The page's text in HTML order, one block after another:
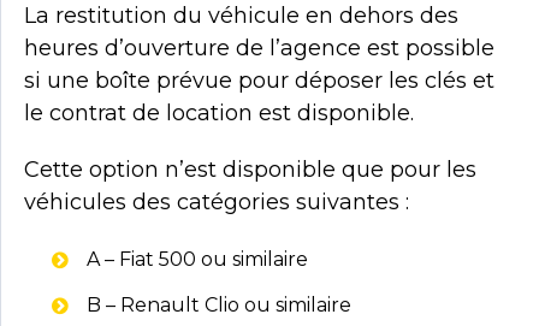
La restitution du véhicule en dehors des
heures d’ouverture de l’agence est possible
si une boîte prévue pour déposer les clés et
le contrat de location est disponible.
Cette option n’est disponible que pour les
véhicules des catégories suivantes :
A – Fiat 500 ou similaire
B – Renault Clio ou similaire